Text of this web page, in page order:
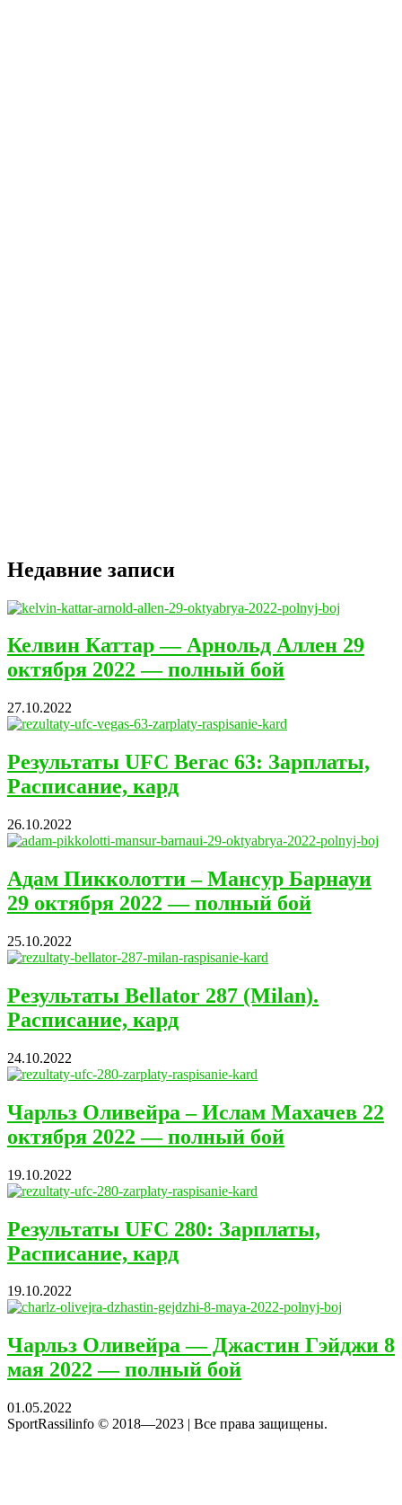
Недавние записи
Келвин Каттар — Арнольд Аллен 29
октября 2022 — полный бой
27.10.2022
Результаты UFC Вегас 63: Зарплаты,
Расписание, кард
26.10.2022
Адам Пикколотти – Мансур Барнауи
29 октября 2022 — полный бой
25.10.2022
Результаты Bellator 287 (Milan).
Расписание, кард
24.10.2022
Чарльз Оливейра – Ислам Махачев 22
октября 2022 — полный бой
19.10.2022
Результаты UFC 280: Зарплаты,
Расписание, кард
19.10.2022
Чарльз Оливейра — Джастин Гэйджи 8
мая 2022 — полный бой
01.05.2022
SportRassilinfo © 2018—2023 | Все права защищены.